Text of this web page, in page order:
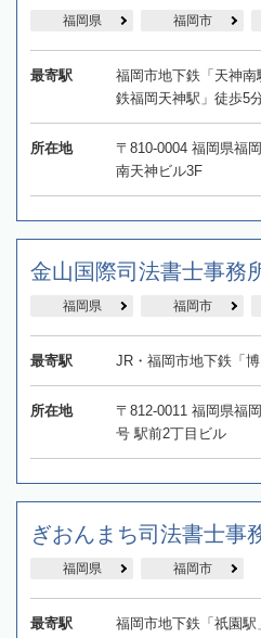
福岡県 福岡市
最寄駅
福岡市地下鉄「天神
鉄福岡天神駅」徒歩5
所在地
〒810-0004 福岡県福
南天神ビル3F
金山国際司法書士事務
福岡県 福岡市
最寄駅 JR・福岡市地下鉄「
所在地
〒812-0011 福岡県福
号 駅前2丁目ビル
ぎおんまち司法書士事
福岡県 福岡市
最寄駅 福岡市地下鉄「祇園駅